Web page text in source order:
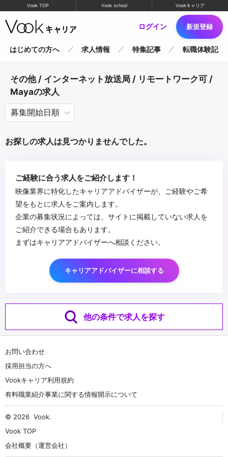
Vook TOP Vook school Vookキャリア
ログイン 新規登録
はじめての方へ 求人情報 特集記事 転職体験記
その他 / インターネット放送局 / リモートワーク可 /
Mayaの求人
お探しの求人は見つかりませんでした。
ご経験に合う求人をご紹介します！
映像業界に特化したキャリアアドバイザーが、ご経験やご希
望をもとに求人をご案内します。
企業の募集状況によっては、サイトに掲載していない求人を
ご紹介できる場合もあります。
まずはキャリアアドバイザーへ相談ください。
キャリアアドバイザーに相談する
他の条件で求人を探す
お問い合わせ
採用担当の方へ
Vookキャリア利用規約
有料職業紹介事業に関する情報開示について
© 2026 Vook.
Vook TOP
会社概要（運営会社）